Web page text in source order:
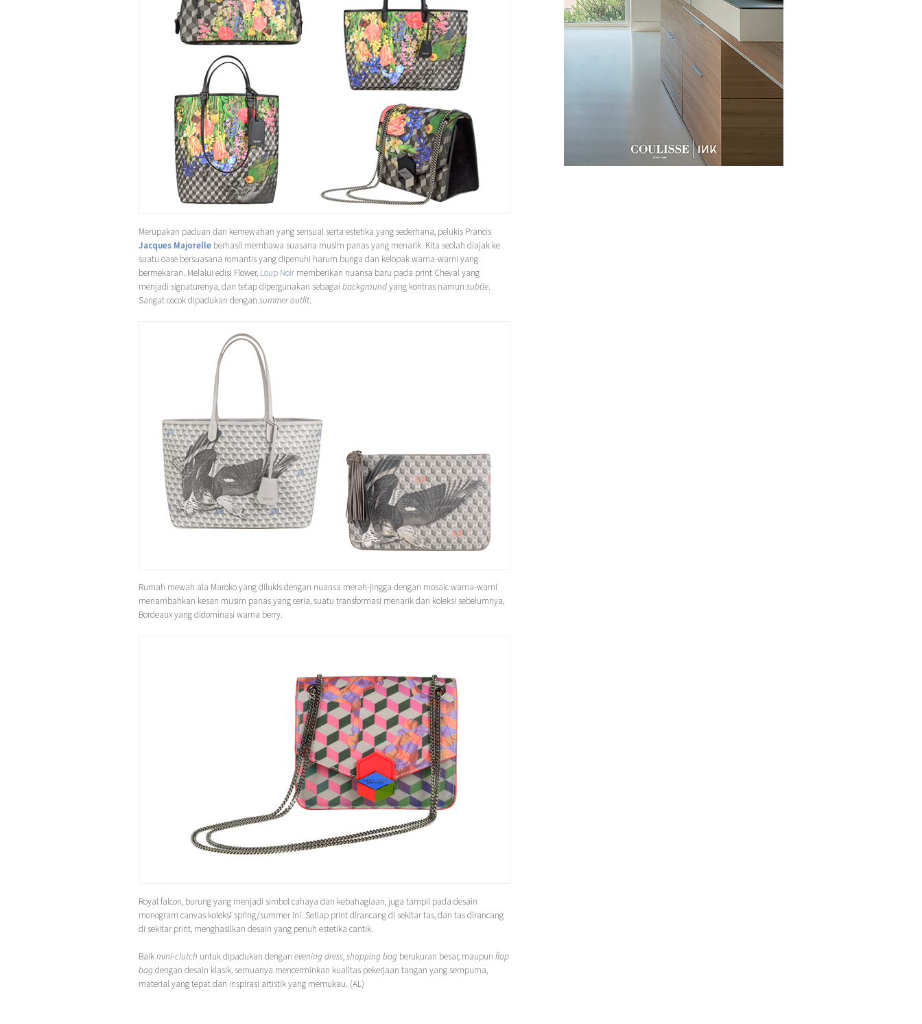
Merupakan paduan dari kemewahan yang sensual serta estetika yang sederhana, pelukis Prancis
Jacques Majorelle berhasil membawa suasana musim panas yang menarik. Kita seolah diajak ke
suatu oase bersuasana romantis yang dipenuhi harum bunga dan kelopak warna-warni yang
bermekaran. Melalui edisi Flower, Loup Noir memberikan nuansa baru pada print Cheval yang
menjadi signaturenya, dan tetap dipergunakan sebagai backgroundyang kontras namun subtle.
Sangat cocok dipadukan dengan summer outfit.
Rumah mewah ala Maroko yang dilukis dengan nuansa merah-jingga dengan mosaic warna-warni
menambahkan kesan musim panas yang ceria, suatu transformasi menarik dari koleksi sebelumnya,
Bordeaux yang didominasi warna berry.
Royal falcon, burung yang menjadi simbol cahaya dan kebahagiaan, juga tampil pada desain
monogram canvas koleksi spring/summer ini. Setiap print dirancang di sekitar tas, dan tas dirancang
di sekitar print, menghasilkan desain yang penuh estetika cantik.
Baikmini-clutch untuk dipadukan dengan evening dress,shopping bag berukuran besar, maupun flap
bagdengan desain klasik, semuanya mencerminkan kualitas pekerjaan tangan yang sempurna,
material yang tepat dan inspirasi artistik yang memukau. (AL)